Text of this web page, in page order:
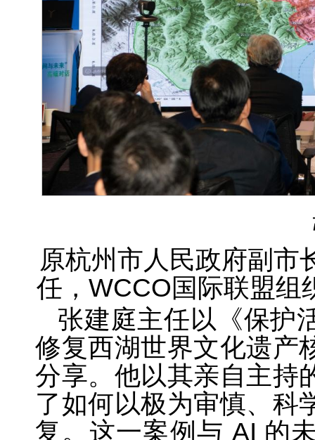
原杭州市人民政府副市
任，WCCO国际联盟组
张建庭主任以《保
修复西湖世界文化遗产
分享。他以其亲自主持
了如何以极为审慎、科
复。这一案例与 AI 的